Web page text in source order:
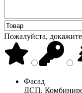
Пожалуйста,
Фасад
ДСП,